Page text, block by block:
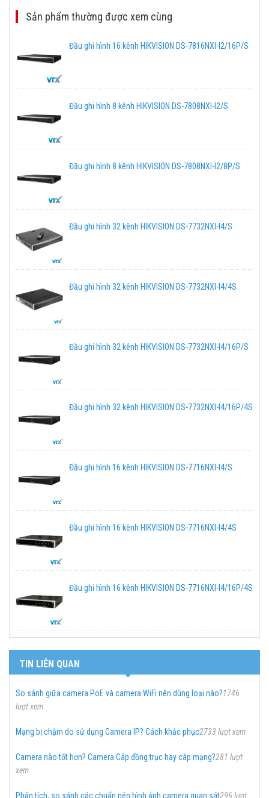
Sản phẩm thường được xem cùng
Đầu ghi hình 16 kênh HIKVISION DS-7816NXI-I2/16P/S
Đầu ghi hình 8 kênh HIKVISION DS-7808NXI-I2/S
Đầu ghi hình 8 kênh HIKVISION DS-7808NXI-I2/8P/S
Đầu ghi hình 32 kênh HIKVISION DS-7732NXI-I4/S
Đầu ghi hình 32 kênh HIKVISION DS-7732NXI-I4/4S
Đầu ghi hình 32 kênh HIKVISION DS-7732NXI-I4/16P/S
Đầu ghi hình 32 kênh HIKVISION DS-7732NXI-I4/16P/4S
Đầu ghi hình 16 kênh HIKVISION DS-7716NXI-I4/S
Đầu ghi hình 16 kênh HIKVISION DS-7716NXI-I4/4S
Đầu ghi hình 16 kênh HIKVISION DS-7716NXI-I4/16P/4S
TIN LIÊN QUAN
So sánh giữa camera PoE và camera WiFi nên dùng loại nào?1746
lượt xem
Mạng bị chậm do sử dụng Camera IP? Cách khắc phục2733 lượt xem
Camera nào tốt hơn? Camera Cáp đồng trục hay cáp mạng?281 lượt
xem
Phân tích, so sánh các chuẩn nén hình ảnh camera quan sát296 lượt